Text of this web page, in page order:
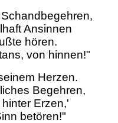
Ansinnen
hören.
von hinnen!"
Herzen.
Begehren,
Erzen,'
betören!"